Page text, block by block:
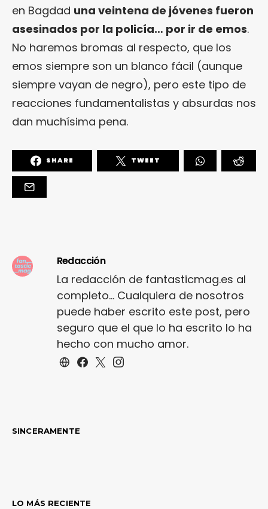
en Bagdad una veintena de jóvenes fueron
asesinados por la policía… por ir de emos.
No haremos bromas al respecto, que los
emos siempre son un blanco fácil (aunque
siempre vayan de negro), pero este tipo de
reacciones fundamentalistas y absurdas nos
dan muchísima pena.
SHARE TWEET
Redacción
La redacción de fantasticmag.es al
completo... Cualquiera de nosotros
puede haber escrito este post, pero
seguro que el que lo ha escrito lo ha
hecho con mucho amor.
SINCERAMENTE
LO MÁS RECIENTE